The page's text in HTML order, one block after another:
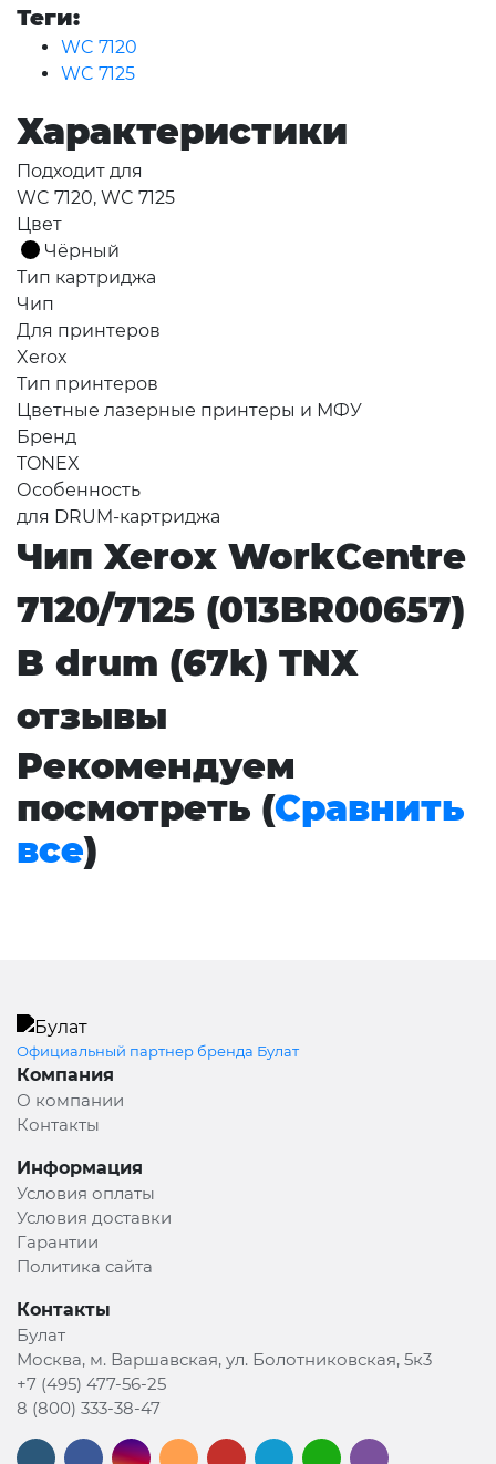
Теги:
WC 7120
WC 7125
Характеристики
Подходит для
WC 7120, WC 7125
Цвет
Чёрный
Тип картриджа
Чип
Для принтеров
Xerox
Тип принтеров
Цветные лазерные принтеры и МФУ
Бренд
TONEX
Особенность
для DRUM-картриджа
Чип Xerox WorkCentre
7120/7125 (013BR00657)
B drum (67k) TNX
отзывы
Рекомендуем
посмотреть (Сравнить
все)
Официальный партнер бренда Булат
Компания
О компании
Контакты
Информация
Условия оплаты
Условия доставки
Гарантии
Политика сайта
Контакты
Булат
Москва, м. Варшавская, ул. Болотниковская, 5к3
+7 (495) 477-56-25
8 (800) 333-38-47